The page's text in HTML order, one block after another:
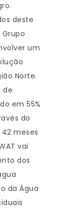
deste
um
Norte.
de
em 55%
do
42 meses
vai
dos
da Água